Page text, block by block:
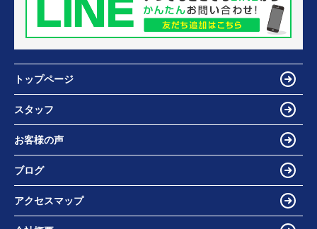
トップページ
スタッフ
お客様の声
ブログ
アクセスマップ